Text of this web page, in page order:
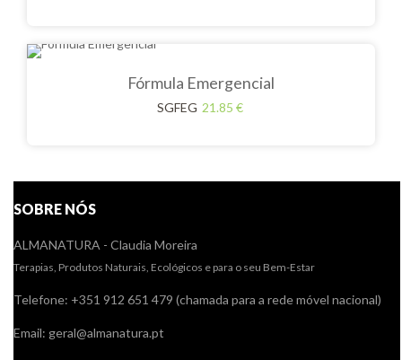
Fórmula Emergencial
SGFEG 21.85 €
SOBRE NÓS
ALMANATURA - Claudia Moreira
Terapias, Produtos Naturais, Ecológicos e para o seu Bem-Estar
Telefone: +351 912 651 479 (chamada para a rede móvel nacional)
Email: geral@almanatura.pt